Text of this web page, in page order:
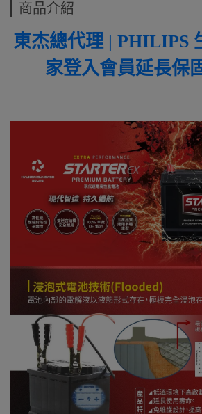
商品介紹
東杰總代理 | PHILIPS
家登入會員延長保